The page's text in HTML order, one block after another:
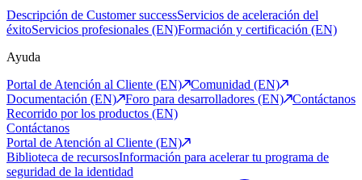
Descripción de Customer successServicios de aceleración del
éxitoServicios profesionales (EN)Formación y certificación (EN)
Ayuda
Portal de Atención al Cliente (EN)
Comunidad (EN)
Documentación (EN)
Foro para desarrolladores (EN)
Contáctanos
Recorrido por los productos (EN)
Contáctanos
Portal de Atención al Cliente (EN)
Biblioteca de recursosInformación para acelerar tu programa de
seguridad de la identidad